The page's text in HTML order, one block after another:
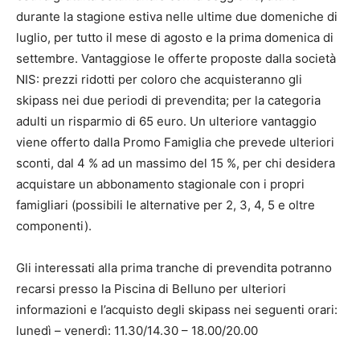
durante la stagione estiva nelle ultime due domeniche di
luglio, per tutto il mese di agosto e la prima domenica di
settembre. Vantaggiose le offerte proposte dalla società
NIS: prezzi ridotti per coloro che acquisteranno gli
skipass nei due periodi di prevendita; per la categoria
adulti un risparmio di 65 euro. Un ulteriore vantaggio
viene offerto dalla Promo Famiglia che prevede ulteriori
sconti, dal 4 % ad un massimo del 15 %, per chi desidera
acquistare un abbonamento stagionale con i propri
famigliari (possibili le alternative per 2, 3, 4, 5 e oltre
componenti).
Gli interessati alla prima tranche di prevendita potranno
recarsi presso la Piscina di Belluno per ulteriori
informazioni e l’acquisto degli skipass nei seguenti orari:
lunedì – venerdì: 11.30/14.30 – 18.00/20.00